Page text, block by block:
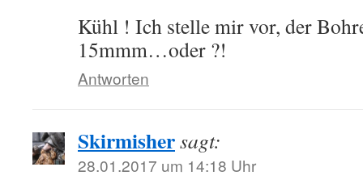
Kühl ! Ich stelle mir vor, der
15mmm…oder ?!
Antworten
Skirmishersagt:
28.01.2017 um 14:18 Uhr